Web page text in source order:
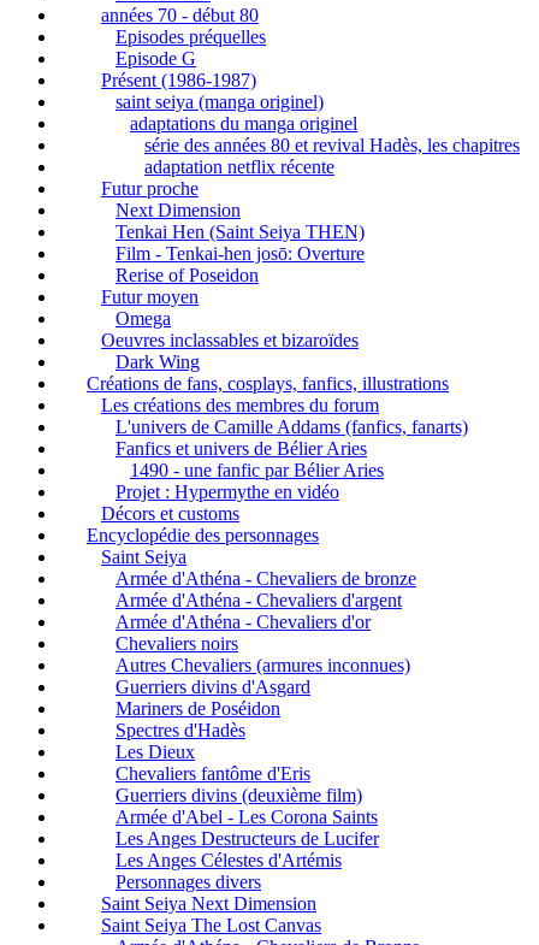
années 70 - début 80
Episodes préquelles
Episode G
Présent (1986-1987)
saint seiya (manga originel)
adaptations du manga originel
série des années 80 et revival Hadès, les chapitres
adaptation netflix récente
Futur proche
Next Dimension
Tenkai Hen (Saint Seiya THEN)
Film - Tenkai-hen josō: Overture
Rerise of Poseidon
Futur moyen
Omega
Oeuvres inclassables et bizaroïdes
Dark Wing
Créations de fans, cosplays, fanfics, illustrations
Les créations des membres du forum
L'univers de Camille Addams (fanfics, fanarts)
Fanfics et univers de Bélier Aries
1490 - une fanfic par Bélier Aries
Projet : Hypermythe en vidéo
Décors et customs
Encyclopédie des personnages
Saint Seiya
Armée d'Athéna - Chevaliers de bronze
Armée d'Athéna - Chevaliers d'argent
Armée d'Athéna - Chevaliers d'or
Chevaliers noirs
Autres Chevaliers (armures inconnues)
Guerriers divins d'Asgard
Mariners de Poséidon
Spectres d'Hadès
Les Dieux
Chevaliers fantôme d'Eris
Guerriers divins (deuxième film)
Armée d'Abel - Les Corona Saints
Les Anges Destructeurs de Lucifer
Les Anges Célestes d'Artémis
Personnages divers
Saint Seiya Next Dimension
Saint Seiya The Lost Canvas